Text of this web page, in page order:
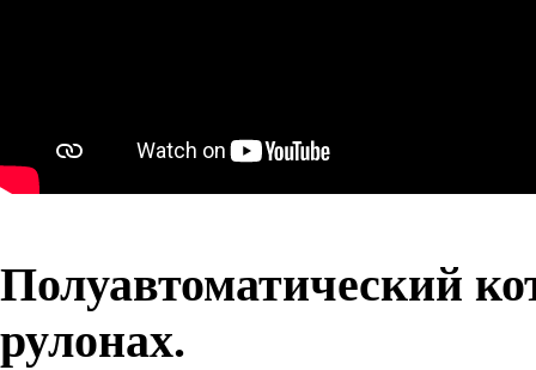
Полуавтоматический
рулонах.